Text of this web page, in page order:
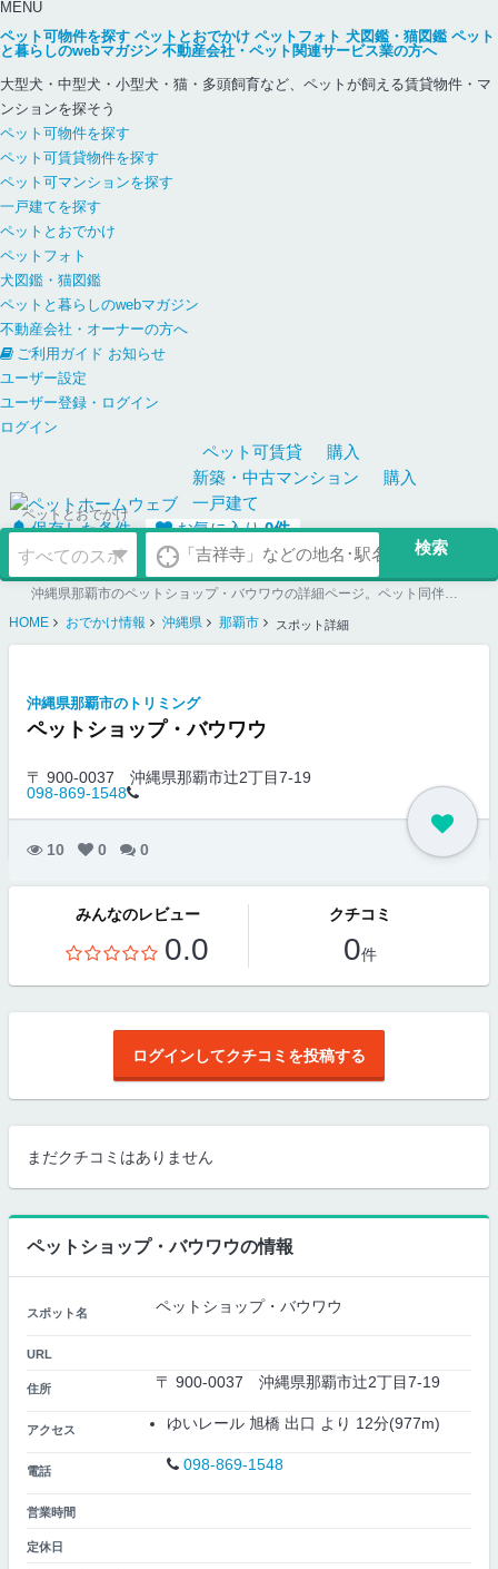
MENU
ペット可物件を探す ペットとおでかけ ペットフォト 犬図鑑・猫図鑑 ペット
と暮らしのwebマガジン 不動産会社・ペット関連サービス業の方へ
大型犬・中型犬・小型犬・猫・多頭飼育など、ペットが飼える賃貸物件・マ
ンションを探そう
ペット可物件を探す
ペット可賃貸物件を探す
ペット可マンションを探す
一戸建てを探す
ペットとおでかけ
ペットフォト
犬図鑑・猫図鑑
ペットと暮らしのwebマガジン
不動産会社・オーナーの方へ
ご利用ガイド お知らせ
ユーザー設定
ユーザー登録・ログイン
ログイン
ペット可賃貸
購入
新築・中古マンション
購入
一戸建て
保存した条件
お気に入り0件
ペットとおでかけ
沖縄県那覇市のペットショップ・バウワウの詳細ページ。ペット同伴可のお店探しならペットホームウェブ。ペット可賃貸のお部屋探し、ペット可マンション購入のご検討時にもご利用ください。
HOME
おでかけ情報 沖縄県 那覇市 スポット詳細
沖縄県那覇市のトリミング
ペットショップ・バウワウ
〒 900-0037
沖縄県那覇市辻2丁目7-19
098-869-1548
10 0 0
みんなのレビュー
0.0
クチコミ
0件
ログインしてクチコミを投稿する
まだクチコミはありません
ペットショップ・バウワウの情報
スポット名 ペットショップ・バウワウ
URL
住所 〒 900-0037 沖縄県那覇市辻2丁目7-19
アクセス ゆいレール 旭橋 出口 より 12分(977m)
電話 098-869-1548
営業時間
定休日